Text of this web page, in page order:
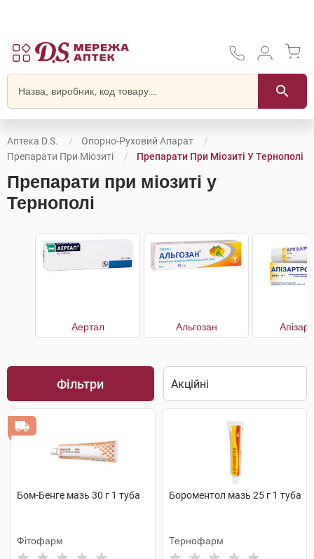
Аптека D.S.
Опорно-Руховий Апарат
Препарати При Міозиті
Препарати При Міозиті У Тернополі
Препарати при міозиті у
Тернополі
Аертал Альгозан
Фільтри
Бом-Бенге мазь 30 г 1 туба
Фітофарм
Бороментол мазь 25 г 1 туба
Тернофарм